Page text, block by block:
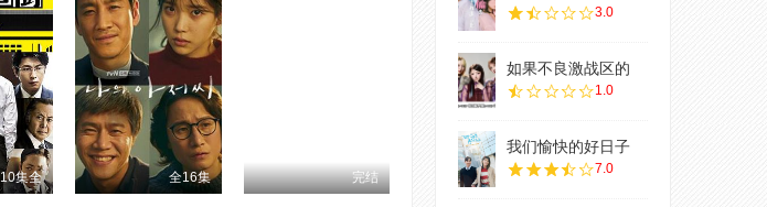
10集全 全16集 完结
3.0
如果不良激战区的
1.0
我们愉快的好日子
7.0